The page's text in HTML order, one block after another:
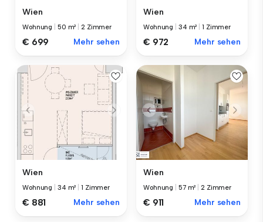
Wien
Wohnung 50 m² |2 Zimmer
€ 699 Mehr sehen
Wien
Wohnung 34 m² |1 Zimmer
€ 972 Mehr sehen
Wien
Wohnung 34 m² |1 Zimmer
€ 881 Mehr sehen
Wien
Wohnung 57 m² |2 Zimmer
€ 911 Mehr sehen